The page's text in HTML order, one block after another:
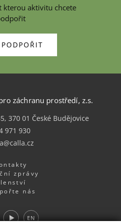
kterou aktivitu chcete
záchranu prostředí, z.s.
370 01 České Budějovice
971 930
zprávy
nás
Youtube EN